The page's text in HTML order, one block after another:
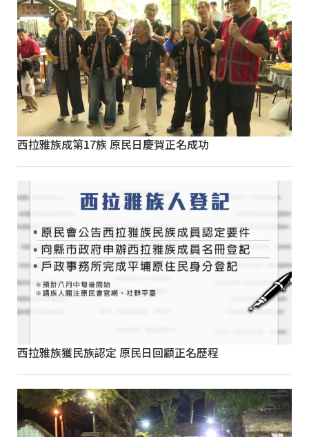
西拉雅族成第17族 原民日慶賀正名成功
西拉雅族獲民族認定 原民日回顧正名歷程